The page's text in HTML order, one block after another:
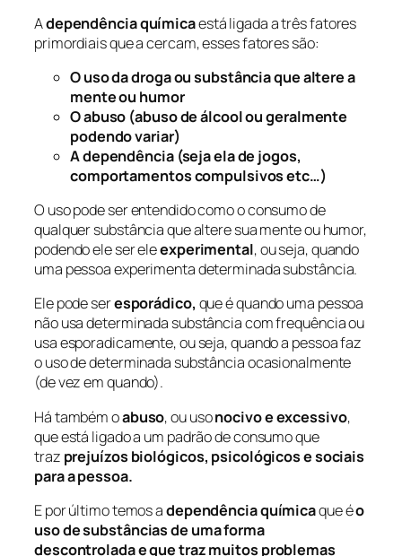
Adependência químicaestá ligada a três fatores
primordiais que a cercam, esses fatores são:
O uso da droga ou substância que altere a
mente ou humor
O abuso (abuso de álcool ou geralmente
podendo variar)
A dependência (seja ela de jogos,
comportamentos compulsivos etc…)
O uso pode ser entendido como o consumo de
qualquer substância que altere sua mente ou humor,
podendo ele ser eleexperimental, ou seja, quando
uma pessoa experimenta determinada substância.
Ele pode seresporádico, que é quando uma pessoa
não usa determinada substância com frequência ou
usa esporadicamente, ou seja, quando a pessoa faz
o uso de determinada substância ocasionalmente
(de vez em quando).
Há também oabuso, ou usonocivo e excessivo,
que está ligado a um padrão de consumo que
traz prejuízos biológicos, psicológicos e sociais
para a pessoa.
E por último temos adependência químicaque éo
uso de substâncias de uma forma
descontrolada e que traz muitos problemas